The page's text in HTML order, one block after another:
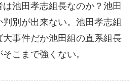
池田孝志組長なのか？池田
別が出来ない。池田孝志組
事件だか池田組の直系組長
こまで強くない。